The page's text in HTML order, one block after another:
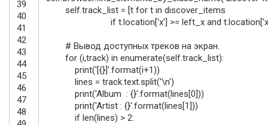
39
40
41
42
43
44
45
46
47
48
selftrack_list = [t for t in discover_items
if tlocation['x'] >= left_x and tlocation[
# Вывод доступных треков на экран.
for (i,track) in enumerate(selftrack_list):
print('[{}]' format(i+1))
lines = tracktextsplit('\n')
print('Album : {}' format(lines[0]))
print('Artist : {}' format(lines[1]))
if len(lines) > 2: